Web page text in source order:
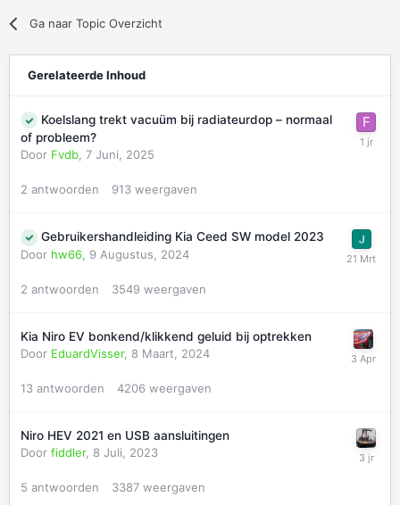
Ga naar Topic Overzicht
Gerelateerde Inhoud
Koelslang trekt vacuüm bij radiateurdop – normaal
of probleem?
Door Fvdb, 7 Juni, 2025
2 antwoorden 913 weergaven
Gebruikershandleiding Kia Ceed SW model 2023
Door hw66 9 Augustus, 2024
2 antwoorden 3549 weergaven
Kia Niro EV bonkend/klikkend geluid bij optrekken
Door EduardVisser, 8 Maart, 2024
13 antwoorden 4206 weergaven
Niro HEV 2021 en USB aansluitingen
Door fiddler, 8 Juli, 2023
5 antwoorden 3387 weergaven